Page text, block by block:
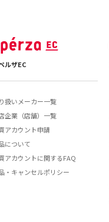
ルザEC
扱いメーカー一覧
企業（店舗）一覧
アカウント申請
について
アカウントに関するFAQ
・キャンセルポリシー